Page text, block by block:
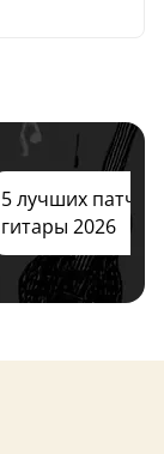
5 лучших патч-
гитары 2026